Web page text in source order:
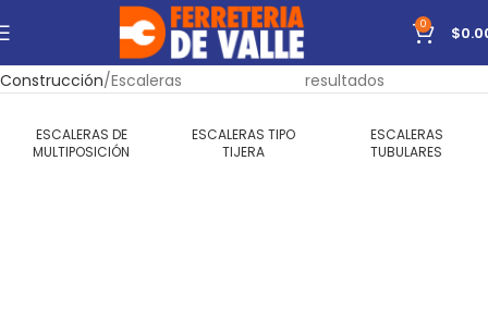
0 $
Herramientas Manuales
Construcción Escaleras
resultados
ESCALERAS DE
MULTIPOSICIÓN
ESCALERAS TIPO
TIJERA
ESCALERAS
TUBULARES